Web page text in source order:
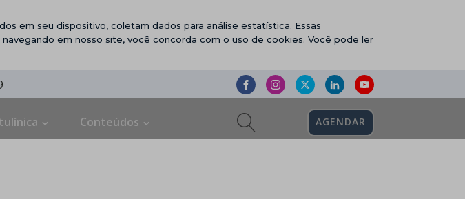
em seu dispositivo, coletam dados para análise estatística. Essas
em nosso site, você concorda com o uso de cookies. Você pode ler
Conteúdos AGENDAR